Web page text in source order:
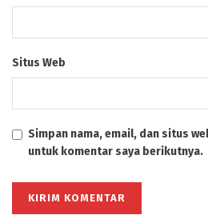
Situs Web
Simpan nama, email, dan situs
untuk komentar saya berikutnya.